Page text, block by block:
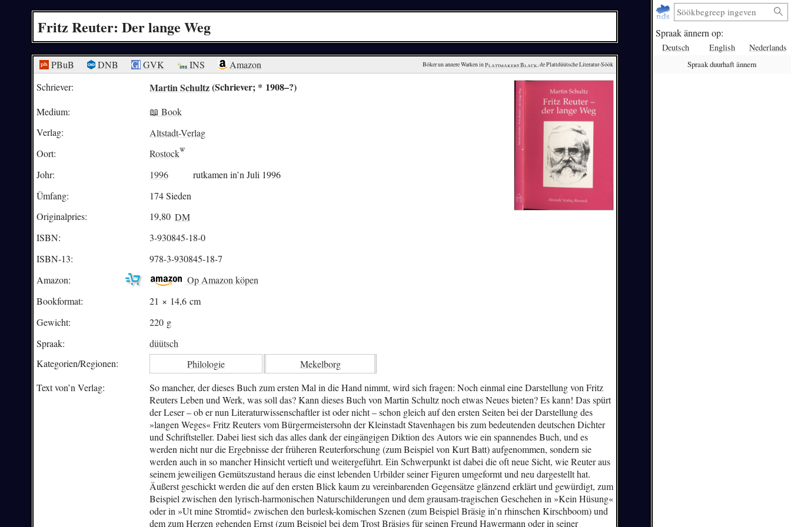
Spraak ännern op:
Deutsch English Nederlands
Spraak duurhaft ännern
Fritz Reuter: Der lange Weg
PBuB DNB GVK INS Amazon Böker un annere Warken in Plattmakers Black, de Plattdüütsche Literatur-Söök
Schriever: Martin Schultz(Schriever; * 1908–?)
Medium:
📖 Book
Verlag:
Altstadt-Verlag
Oort:
Rostock
Johr:
1996
rutkamen in’n Juli 1996
Ümfang:
174 Sieden
Originalpries:
19,80 DM
ISBN:
3-930845-18-0
ISBN-13:
978-3-930845-18-7
Amazon:
Op Amazon köpen
Bookformat:
21 × 14,6 cm
Gewicht:
220 g
Spraak:
düütsch
Kategorien/Regionen: Philologie
Mekelborg
Text von’n Verlag:
So mancher, der dieses Buch zum ersten Mal in die Hand nimmt, wird sich fragen: Noch einmal eine Darstellung von Fritz
Reuters Leben und Werk, was soll das? Kann dieses Buch von Martin Schultz noch etwas Neues bieten? Es kann! Das spürt
der Leser – ob er nun Literaturwissenschaftler ist oder nicht – schon gleich auf den ersten Seiten bei der Darstellung des
»langen Weges« Fritz Reuters vom Bürgermeistersohn der Kleinstadt Stavenhagen bis zum bedeutenden deutschen Dichter
und Schriftsteller. Dabei liest sich das alles dank der eingängigen Diktion des Autors wie ein spannendes Buch, und es
werden nicht nur die Ergebnisse der früheren Reuterforschung (zum Beispiel von Kurt Batt) aufgenommen, sondern sie
werden auch in so mancher Hinsicht vertieft und weitergeführt. Ein Schwerpunkt ist dabei die oft neue Sicht, wie Reuter aus
seinem jeweiligen Gemütszustand heraus die einst lebenden Urbilder seiner Figuren umgeformt und neu dargestellt hat.
Äußerst geschickt werden die auf den ersten Blick kaum zu vereinbarenden Gegensätze glänzend erklärt und gewürdigt, zum
Beispiel zwischen den lyrisch-harmonischen Naturschilderungen und dem grausam-tragischen Geschehen in »Kein Hüsung«
oder in »Ut mine Stromtid« zwischen den burlesk-komischen Szenen (zum Beispiel Bräsig in’n rhinschen Kirschboom) und
dem zum Herzen gehenden Ernst (zum Beispiel bei dem Trost Bräsigs für seinen Freund Hawermann oder in seiner